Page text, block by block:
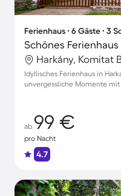
Ferienhaus ∙ 6 Gäste ∙ 3
Harkány, Komitat
Idyllisches Ferienhaus in
unvergessliche Momente mit
ab 99 €
pro Nacht
4.7